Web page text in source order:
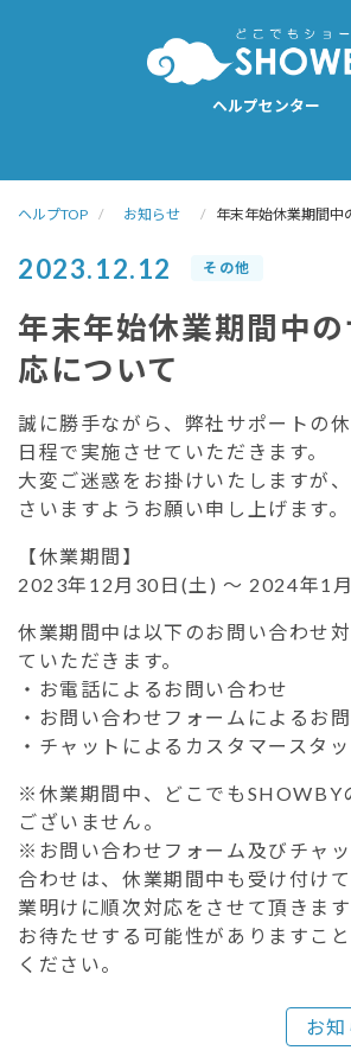
ヘルプセンター
ヘルプTOP お知らせ 年末年始休業期間中
2023.12.12 その他
年末年始休業期間中
応について
誠に勝手ながら、弊社サポートの
日程で実施させていただきます。
大変ご迷惑をお掛けいたしますが
さいますようお願い申し上げます。
【休業期間】
2023年12月30日(土) ～ 2024年1
休業期間中は以下のお問い合わせ
ていただきます。
・お電話によるお問い合わせ
・お問い合わせフォームによるお
・チャットによるカスタマースタ
※休業期間中、どこでもSHOWBY
ございません。
※お問い合わせフォーム及びチャ
合わせは、休業期間中も受け付け
業明けに順次対応をさせて頂きま
お待たせする可能性がありますこ
ください。
お